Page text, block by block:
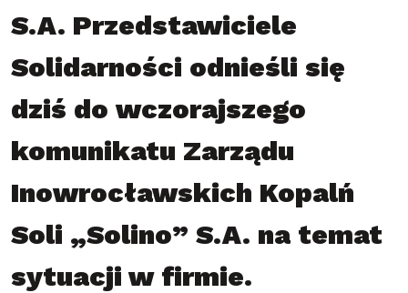
S.A. Przedstawiciele
Solidarności odnieśli się
dziś do wczorajszego
komunikatu Zarządu
Inowrocławskich Kopalń
Soli „Solino” S.A. na temat
sytuacji w firmie.